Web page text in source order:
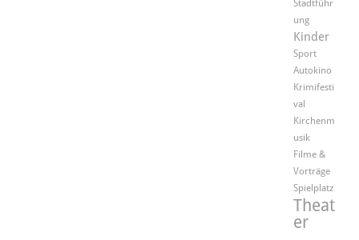
Stadtführ
ung
Kinder
Sport
Autokino
Krimifesti
val
Kirchenm
usik
Filme &
Vorträge
Spielplatz
Theat
er